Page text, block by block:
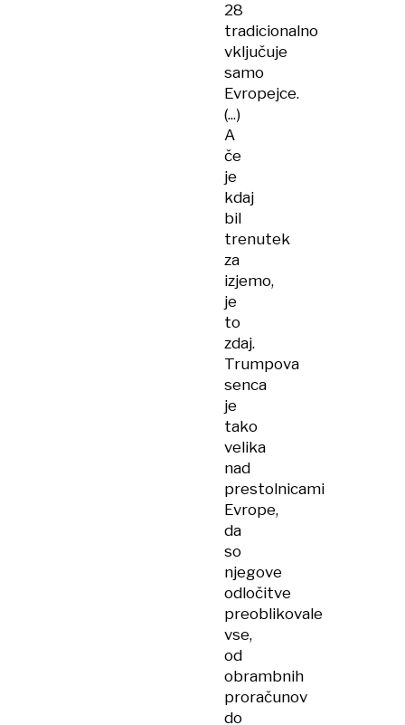
28
tradicionalno
vključuje
samo
Evropejce.
(...)
A
če
je
kdaj
bil
trenutek
za
izjemo,
je
to
zdaj.
Trumpova
senca
je
tako
velika
nad
prestolnicami
Evrope,
da
so
njegove
odločitve
preoblikovale
vse,
od
obrambnih
proračunov
do